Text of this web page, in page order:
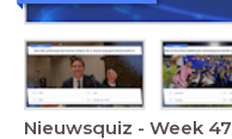
Nieuwsquiz - Week 47